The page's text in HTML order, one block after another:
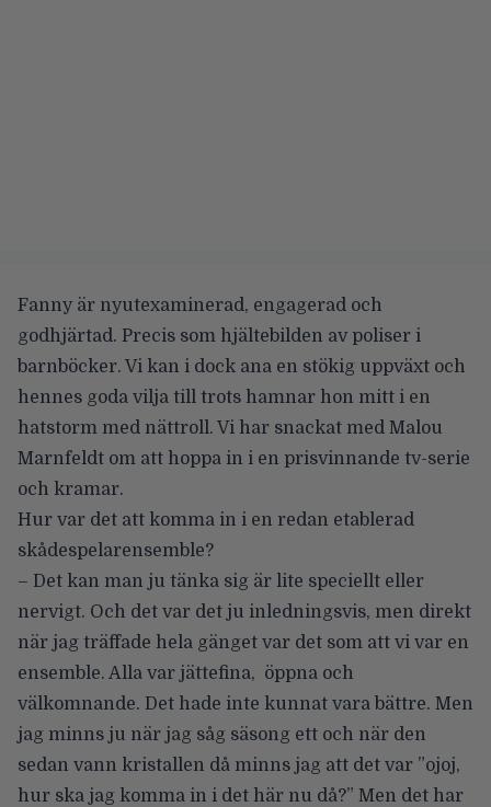
Fanny är nyutexaminerad, engagerad och
godhjärtad. Precis som hjältebilden av poliser i
barnböcker. Vi kan i dock ana en stökig uppväxt och
hennes goda vilja till trots hamnar hon mitt i en
hatstorm med nättroll. Vi har snackat med Malou
Marnfeldt om att hoppa in i en prisvinnande tv-serie
och kramar.
Hur var det att komma in i en redan etablerad
skådespelarensemble?
– Det kan man ju tänka sig är lite speciellt eller
nervigt. Och det var det ju inledningsvis, men direkt
när jag träffade hela gänget var det som att vi var en
ensemble. Alla var jättefina, öppna och
välkomnande. Det hade inte kunnat vara bättre. Men
jag minns ju när jag såg säsong ett och när den
sedan vann kristallen då minns jag att det var ”ojoj,
hur ska jag komma in i det här nu då?” Men det har